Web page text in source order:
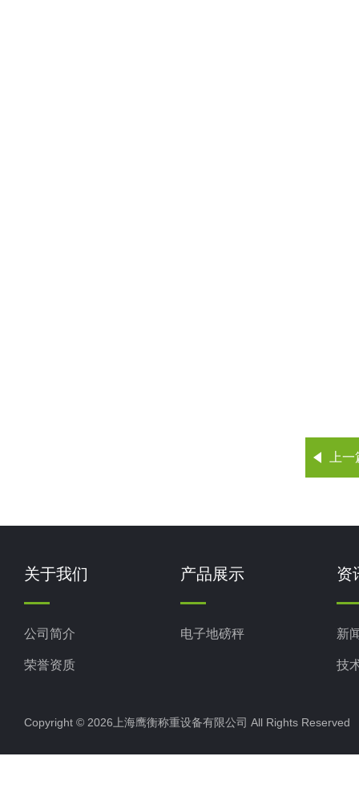
上一
关于我们
公司简介
荣誉资质
产品展示
电子地磅秤
资
新
技
Copyright © 2026上海鹰衡称重设备有限公司 All Rights